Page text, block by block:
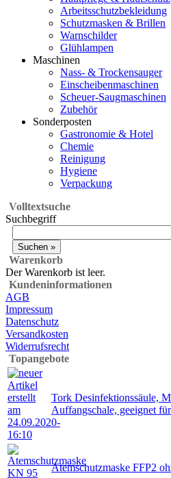
Arbeitsschutzbekleidung
Schutzmasken & Brillen
Warnschilder
Glühlampen
Maschinen
Nass- & Trockensauger
Einscheibenmaschinen
Scheuer-Saugmaschinen
Zubehör
Sonderposten
Gastronomie & Hotel
Chemie
Reinigung
Hygiene
Verpackung
Volltextsuche
Suchbegriff
Warenkorb
Der Warenkorb ist leer.
Kundeninformationen
AGB
Impressum
Datenschutz
Versandkosten
Widerrufsrecht
Topangebote
Tork Desinfektionssäule,
Auffangschale, geeignet
Atemschutzmaske FFP2